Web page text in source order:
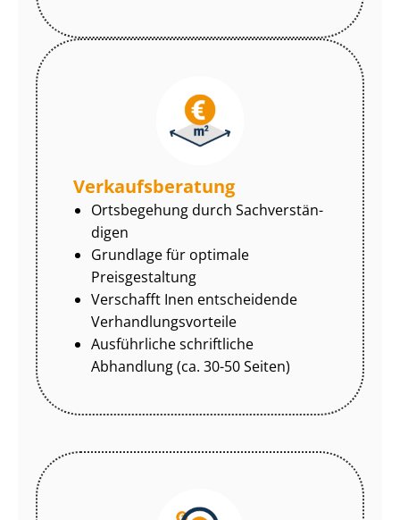
Ver­kaufs­be­ra­tung
Ortsbegehung durch Sach­ver­stän­
di­gen
Grundlage für optimale
Preisgestaltung
Verschafft Inen entscheidende
Ver­hand­lungs­vor­tei­le
Ausführliche schriftliche
Abhandlung (ca. 30-50 Seiten)